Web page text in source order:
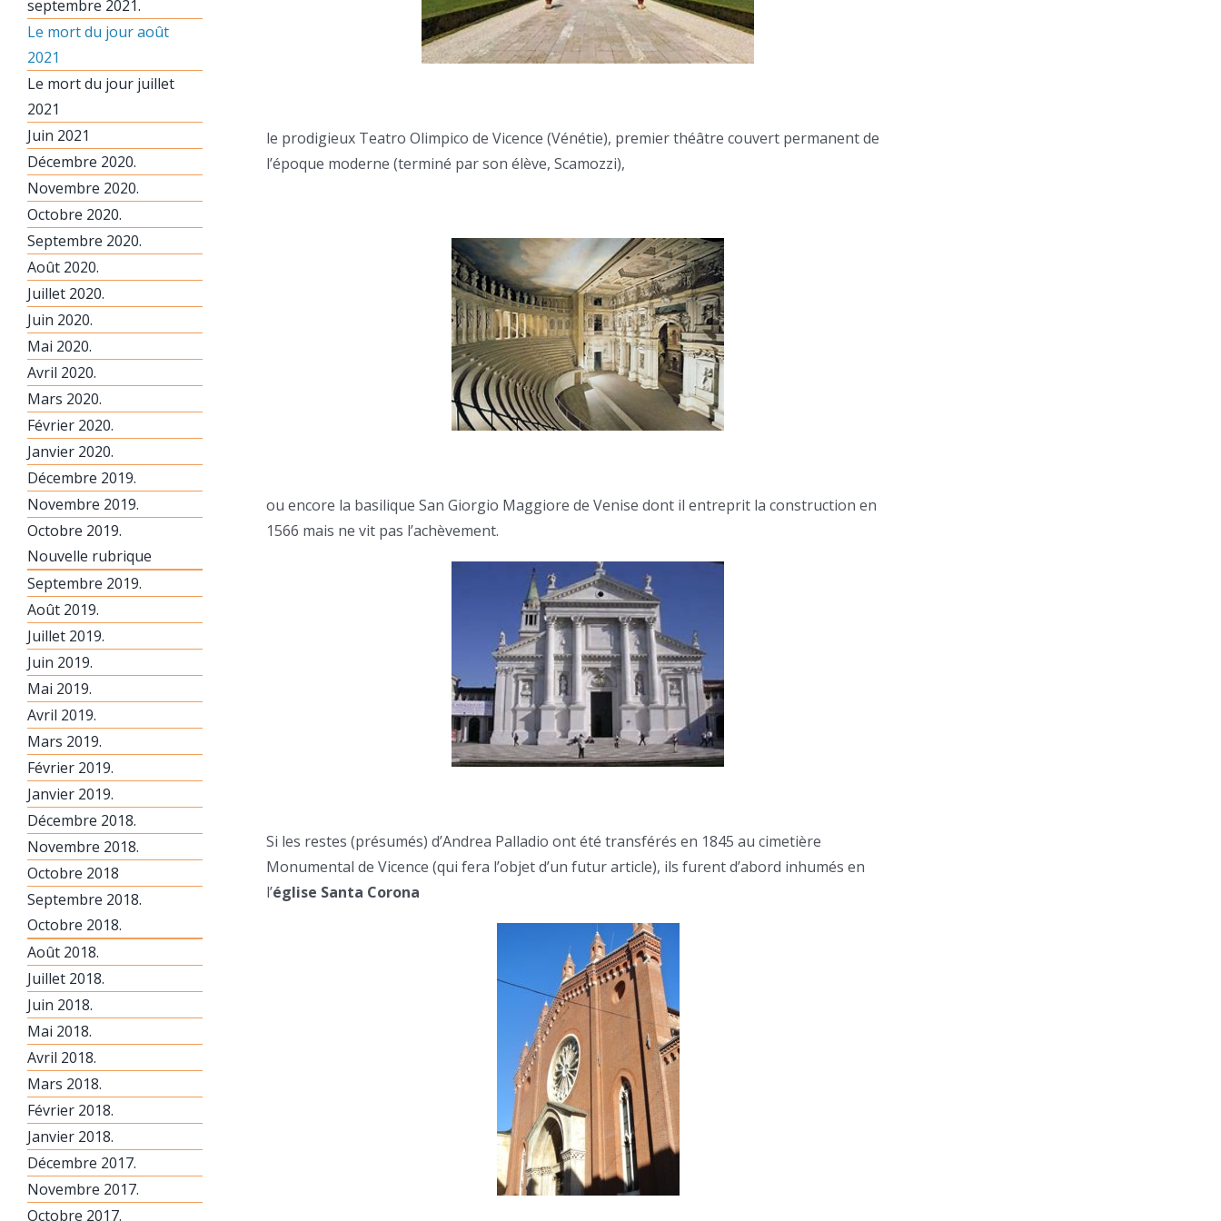
le prodigieux Teatro Olimpico de Vicence (Vénétie), premier théâtre couvert permanent de
l’époque moderne (terminé par son élève, Scamozzi),
ou encore la basilique San Giorgio Maggiore de Venise dont il entreprit la construction en
1566 mais ne vit pas l’achèvement.
Si les restes (présumés) d’Andrea Palladio ont été transférés en 1845 au cimetière
Monumental de Vicence (qui fera l’objet d’un futur article), ils furent d’abord inhumés en
l’église Santa Corona
septembre 2021.
Le mort du jour août
2021
Le mort du jour juillet
2021
Juin 2021
Décembre 2020.
Novembre 2020.
Octobre 2020.
Septembre 2020.
Août 2020.
Juillet 2020.
Juin 2020.
Mai 2020.
Avril 2020.
Mars 2020.
Février 2020.
Janvier 2020.
Décembre 2019.
Novembre 2019.
Octobre 2019.
Nouvelle rubrique
Septembre 2019.
Août 2019.
Juillet 2019.
Juin 2019.
Mai 2019.
Avril 2019.
Mars 2019.
Février 2019.
Janvier 2019.
Décembre 2018.
Novembre 2018.
Octobre 2018
Septembre 2018.
Octobre 2018.
Août 2018.
Juillet 2018.
Juin 2018.
Mai 2018.
Avril 2018.
Mars 2018.
Février 2018.
Janvier 2018.
Décembre 2017.
Novembre 2017.
Octobre 2017.